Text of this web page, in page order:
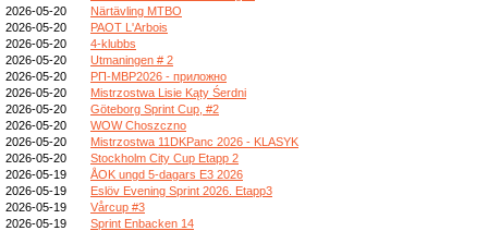
2026-05-20
Närtävling MTBO
2026-05-20
PAOT L'Arbois
2026-05-20
4-klubbs
2026-05-20
Utmaningen # 2
2026-05-20
РП-МВР2026 - приложно
2026-05-20
Mistrzostwa Lisie Kąty Śerdni
2026-05-20
Göteborg Sprint Cup, #2
2026-05-20
WOW Choszczno
2026-05-20
Mistrzostwa 11DKPanc 2026 - KLASYK
2026-05-20
Stockholm City Cup Etapp 2
2026-05-19
ÅOK ungd 5-dagars E3 2026
2026-05-19
Eslöv Evening Sprint 2026. Etapp3
2026-05-19
Vårcup #3
2026-05-19
Sprint Enbacken 14